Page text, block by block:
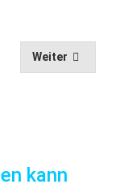
Weiter
kann